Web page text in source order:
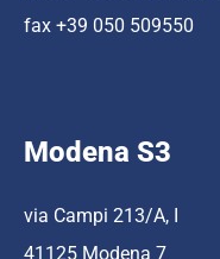
fax +39 050 509550
Modena S3
via Campi 213/A, I
41125 Modena 7